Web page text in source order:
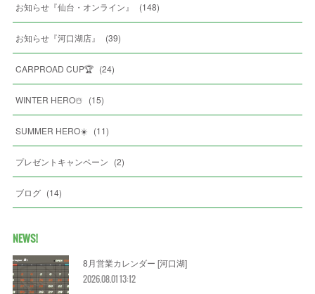
お知らせ『仙台・オンライン』 (148)
お知らせ『河口湖店』 (39)
CARPROAD CUP🏆 (24)
WINTER HERO☃️ (15)
SUMMER HERO☀️ (11)
プレゼントキャンペーン (2)
ブログ (14)
NEWS!
8月営業カレンダー [河口湖]
2026.08.01 13:12